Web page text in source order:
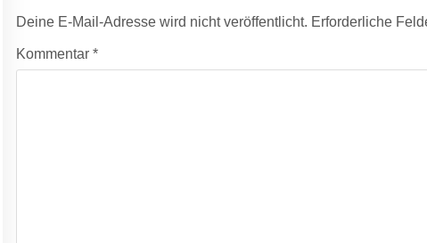
Deine E-Mail-Adresse wird nicht veröffentlicht. Erforderliche
Kommentar*